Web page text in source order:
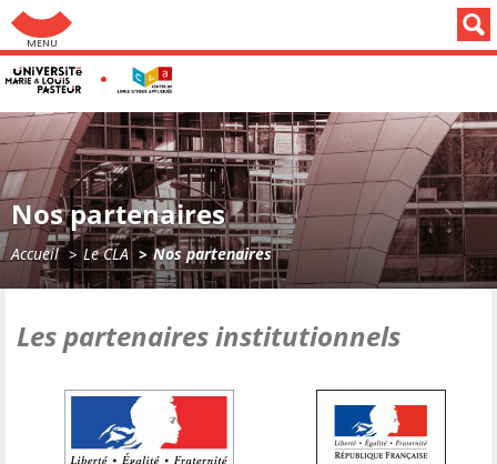
Nos partenaires
Accueil Le CLA Nos partenaires
Les partenaires institutionnels